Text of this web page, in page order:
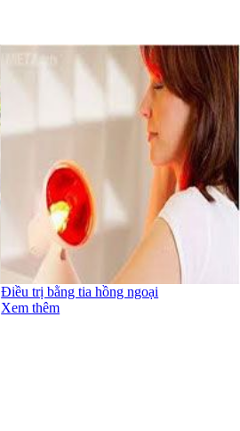
Điều trị bằng tia hồng ngoại
Xem thêm